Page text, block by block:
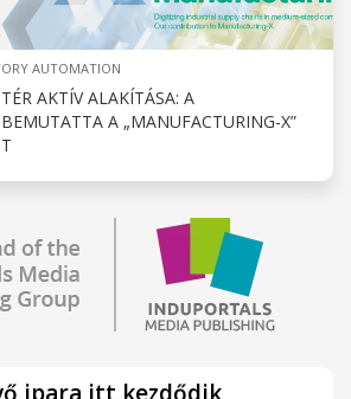
AUTOMATION
AKTÍV ALAKÍTÁSA: A
A „MANUFACTURING-X”